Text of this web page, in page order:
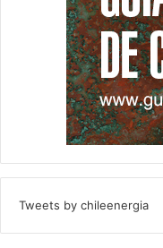
Tweets by chileenergia